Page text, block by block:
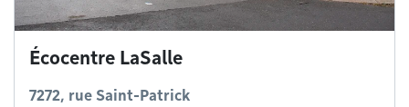
Écocentre LaSalle
7272, rue Saint-Patrick